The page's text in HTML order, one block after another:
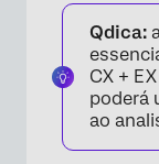
Qdica:
CX +
poderá
ao